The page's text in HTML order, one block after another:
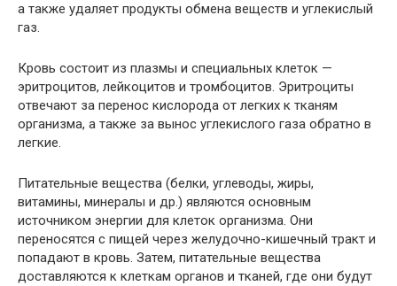
а также удаляет продукты обмена веществ и углекислый
газ.
Кровь состоит из плазмы и специальных клеток —
эритроцитов, лейкоцитов и тромбоцитов. Эритроциты
отвечают за перенос кислорода от легких к тканям
организма, а также за вынос углекислого газа обратно в
легкие.
Питательные вещества (белки, углеводы, жиры,
витамины, минералы и др.) являются основным
источником энергии для клеток организма. Они
переносятся с пищей через желудочно-кишечный тракт и
попадают в кровь. Затем, питательные вещества
доставляются к клеткам органов и тканей, где они будут